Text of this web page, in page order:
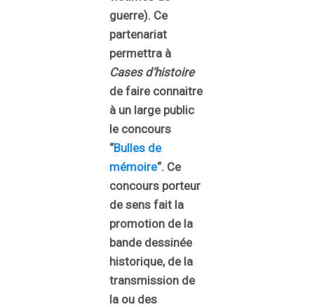
guerre). Ce
partenariat
permettra à
Cases d’histoire
de faire connaitre
à un large public
le concours
“Bulles de
mémoire“. Ce
concours porteur
de sens fait la
promotion de la
bande dessinée
historique, de la
transmission de
la ou des